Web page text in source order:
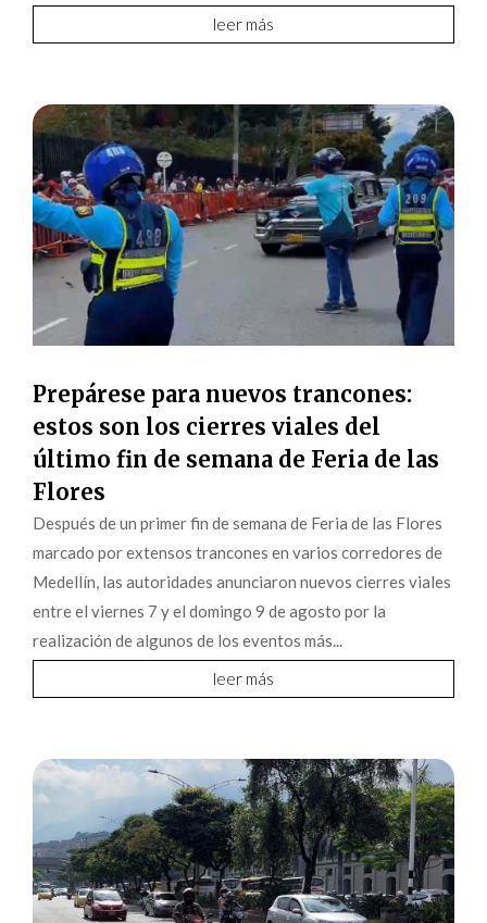
leer más
Prepárese para nuevos trancones:
estos son los cierres viales del
último fin de semana de Feria de las
Flores
Después de un primer fin de semana de Feria de las Flores
marcado por extensos trancones en varios corredores de
Medellín, las autoridades anunciaron nuevos cierres viales
entre el viernes 7 y el domingo 9 de agosto por la
realización de algunos de los eventos más...
leer más